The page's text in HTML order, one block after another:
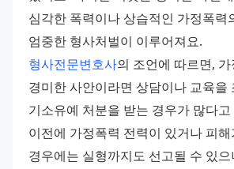
심각한 폭력이나 상습적인 가정폭력
엄중한 형사처벌이 이루어져요.
형사전문변호사의 조언에 따르면,
경미한 사안이라면 상담이나 교육을
기소유예 처분을 받는 경우가 많다
이전에 가정폭력 전력이 있거나 피
경우에는 실형까지도 선고될 수 있